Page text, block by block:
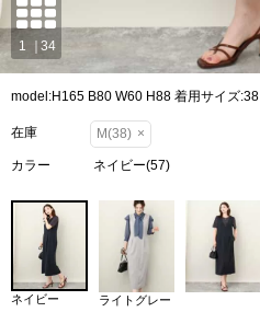
model:H165 B80 W60 H88 着用サイズ:38
在庫 M(38) ×
カラー ネイビー(57)
ネイビー ライトグレー